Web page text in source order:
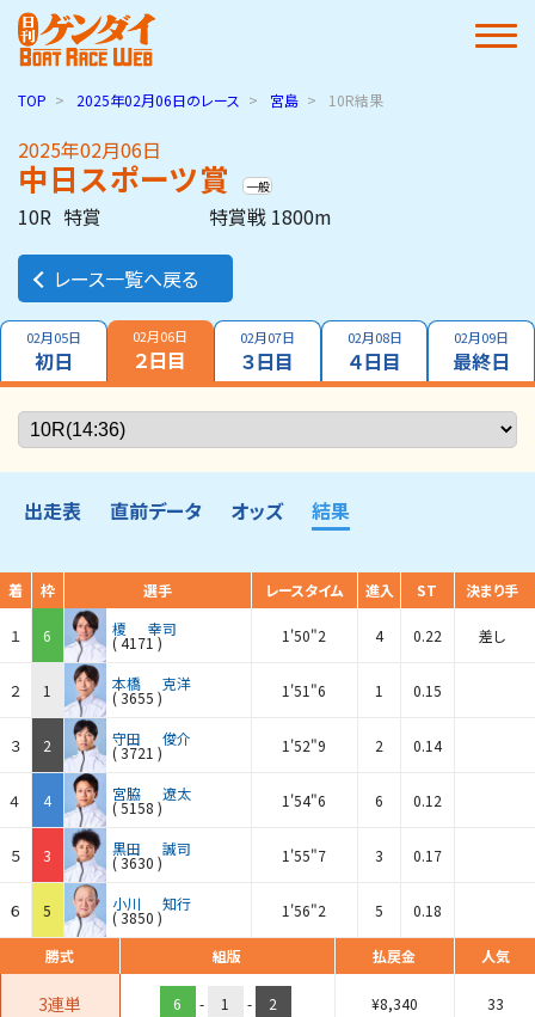
TOP 2025年02月06日のレース 宮島 10R結果
2025年02月06日
中日スポーツ賞 一般
10R 特賞 特賞戦 1800m
レース一覧へ戻る
02月05日
初日
02月06日
２日目
02月07日
３日目
02月08日
４日目
02月09日
最終日
出走表 直前データ オッズ 結果
着 枠 選手 レースタイム 進入 ST 決まり手
１ 6 榎 幸司
(4171 ) 1'50"2 4 0.22 差し
２ 1 本橋 克洋
(3655 ) 1'51"6 1 0.15
３ 2 守田 俊介
(3721 ) 1'52"9 2 0.14
４ 4 宮脇 遼太
(5158 ) 1'54"6 6 0.12
５ 3 黒田 誠司
(3630 ) 1'55"7 3 0.17
６ 5 小川 知行
(3850 ) 1'56"2 5 0.18
勝式 組版 払戻金 人気
3連単 6 - 1 - 2 ¥8,340 33